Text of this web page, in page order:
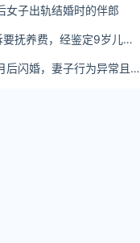
女子出轨结婚时的伴郎
要抚养费，经鉴定9岁儿子
后闪婚，妻子行为异常且持